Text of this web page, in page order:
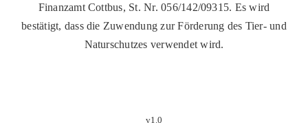
Finanzamt Cottbus, St. Nr. 056/142/09315. Es wird
bestätigt, dass die Zuwendung zur Förderung des Tier- und
Naturschutzes verwendet wird.
v1.0